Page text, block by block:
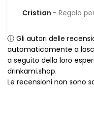
Cristian
Regalo
ⓘ Gli autori delle
automaticamente a
a seguito della loro
drinkami.shop.
Le recensioni non sono